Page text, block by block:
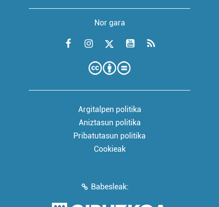
Nor gara
Argitalpen politika
Aniztasun politika
Pribatutasun politika
Cookieak
Babesleak: